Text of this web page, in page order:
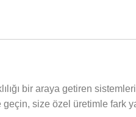
bir araya getiren
size özel üretimle fark